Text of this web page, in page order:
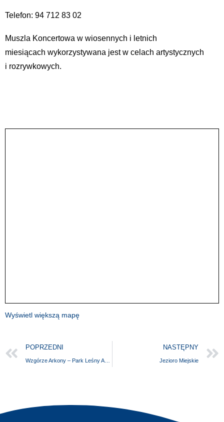
Telefon: 94 712 83 02
Muszla Koncertowa w wiosennych i letnich
miesiącach wykorzystywana jest w celach artystycznych
i rozrywkowych.
Wyświetl większą mapę
POPRZEDNI NASTĘPNY
Jezioro Miejskie